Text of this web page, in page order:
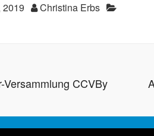
2019 Christina Erbs
Versammlung CCVBy